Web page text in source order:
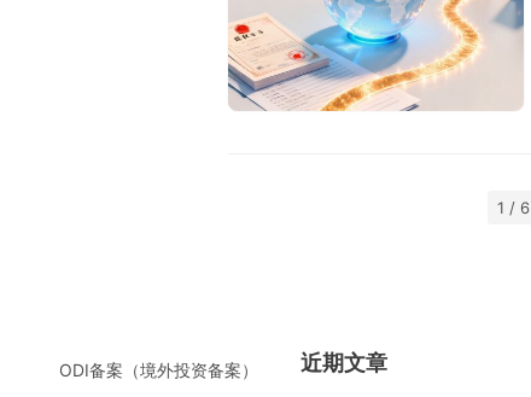
1 / 6
ODI备案（境外投资备案）
近期文章